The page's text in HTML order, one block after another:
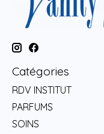
Catégories
RDV INSTITUT
PARFUMS
SOINS